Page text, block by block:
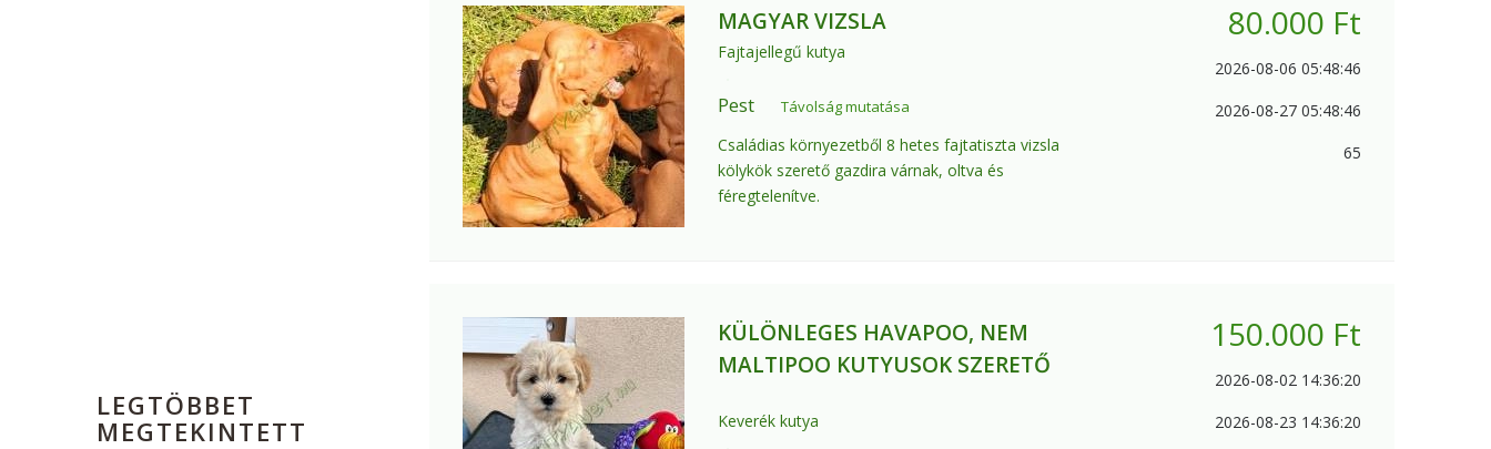
MAGYAR VIZSLA
Fajtajellegű kutya
Pest Távolság mutatása
Családias környezetből 8 hetes fajtatiszta vizsla
kölykök szerető gazdira várnak, oltva és
féregtelenítve.
80.000 Ft
2026-08-06 05:48:46
2026-08-27 05:48:46
65
KÜLÖNLEGES HAVAPOO, NEM
MALTIPOO KUTYUSOK SZERETŐ
Keverék kutya
150.000 Ft
2026-08-02 14:36:20
2026-08-23 14:36:20
LEGTÖBBET
MEGTEKINTETT